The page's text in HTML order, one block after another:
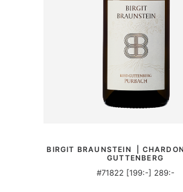
BIRGIT BRAUNSTEIN |
GUTTENBERG
#71822 [199:-] 289:-